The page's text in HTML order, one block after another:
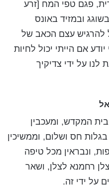
פגם טפי המח [זרע
ובמזיד באונס
להרגיש עצם הכאב של
אם הייתי יכול לחיות
על ידי צדיקיך
המקדש, ומעכבין
חס ושלום, וממשיכין
ונבראין מכל טיפה
רחמנא לצלן, ושאר
על ידי זה.